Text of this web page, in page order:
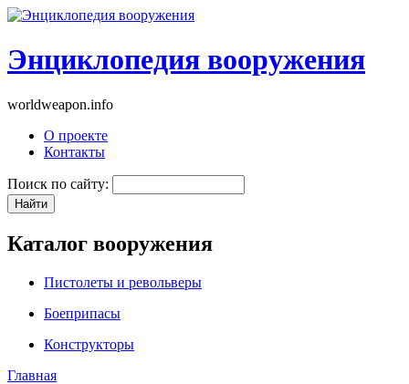
Энциклопедия вооружения
worldweapon.info
О проекте
Контакты
Поиск по сайту:
Каталог вооружения
Пистолеты и револьверы
Боеприпасы
Конструкторы
Главная